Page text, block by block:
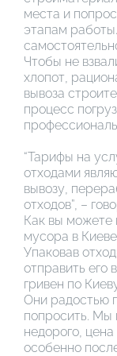
места и
этапам
Чтобы не
хлопот,
вывоза
процесс
“Тарифы на
отходами
вывозу,
отходов”, –
Как вы можете
мусора в
Упаковав
отправить его
гривен по
Они радостью
попросить. Мы
недорого,
особенно